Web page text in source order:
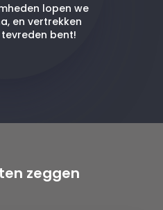
lopen we
en vertrekken
bent!
zeggen